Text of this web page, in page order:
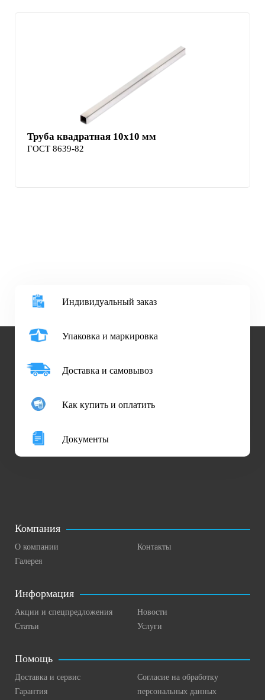
Труба квадратная 10х10 мм
ГОСТ 8639-82
Индивидуальный заказ
Упаковка и маркировка
Доставка и самовывоз
Как купить и оплатить
Документы
Компания
О компании
Галерея
Контакты
Информация
Акции и спецпредложения
Статьи
Новости
Услуги
Помощь
Доставка и сервис
Гарантия
Согласие на обработку
персональных данных